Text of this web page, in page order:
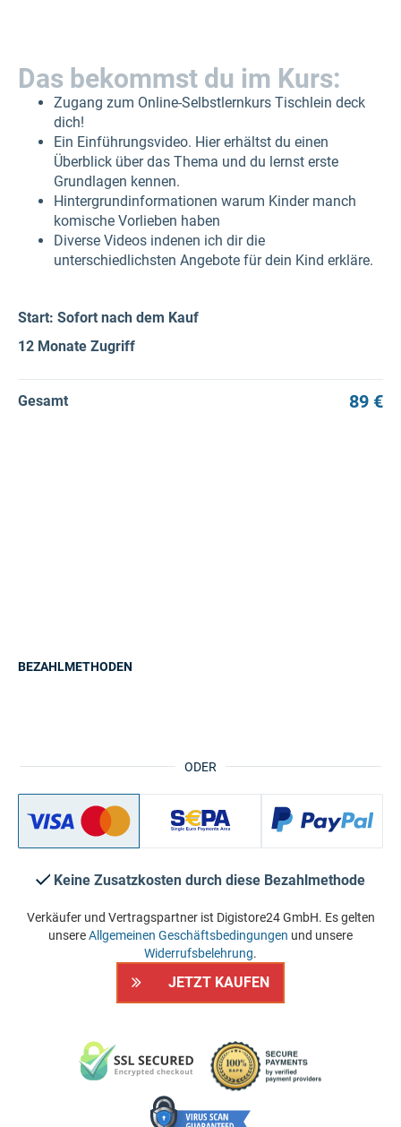
Das bekommst du im Kurs:
Zugang zum Online-Selbstlernkurs Tischlein deck
dich!
Ein Einführungsvideo. Hier erhältst du einen
Überblick über das Thema und du lernst erste
Grundlagen kennen.
Hintergrundinformationen warum Kinder manch
komische Vorlieben haben
Diverse Videos indenen ich dir die
unterschiedlichsten Angebote für dein Kind erkläre.
Start: Sofort nach dem Kauf
12 Monate Zugriff
Gesamt 89 €
ODER
BEZAHLMETHODEN
Keine Zusatzkosten durch diese Bezahlmethode
Verkäufer und Vertragspartner ist Digistore24 GmbH. Es gelten
unsereAllgemeinen Geschäftsbedingungen und unsere
Widerrufsbelehrung.
JETZT KAUFEN